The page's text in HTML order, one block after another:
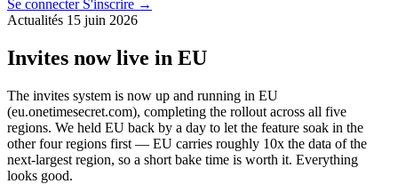
Se connecter S'inscrire →
Actualités 15 juin 2026
Invites now live in EU
The invites system is now up and running in EU
(eu.onetimesecret.com), completing the rollout across all five
regions. We held EU back by a day to let the feature soak in the
other four regions first — EU carries roughly 10x the data of the
next-largest region, so a short bake time is worth it. Everything
looks good.